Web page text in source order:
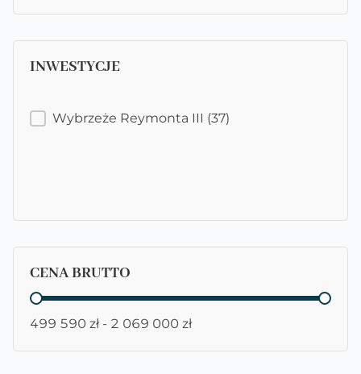
INWESTYCJE
Wybrzeże Reymonta III (37)
CENA BRUTTO
CENA BRUTTO
499 590 zł - 2 069 000 zł